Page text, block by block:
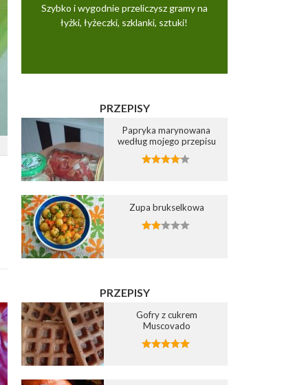
Szybko i wygodnie przeliczysz gramy na
łyżki, łyżeczki, szklanki, sztuki!
PRZEPISY
Papryka marynowana
według mojego przepisu
Zupa brukselkowa
PRZEPISY
Gofry z cukrem
Muscovado